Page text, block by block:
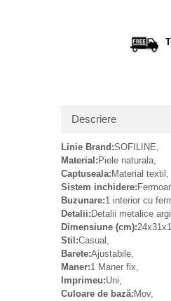
Descriere
Linie Brand:SOFILINE,
Material: Piele naturala,
Captuseala: Material textil,
Sistem inchidere:
Buzunare:1 interior cu
Detalii: Detalii metalice
Dimensiune (cm):
Stil:Casual,
Barete:Ajustabile,
Maner:1 Maner fix,
Imprimeu:Uni,
Culoare de bază: Mov,